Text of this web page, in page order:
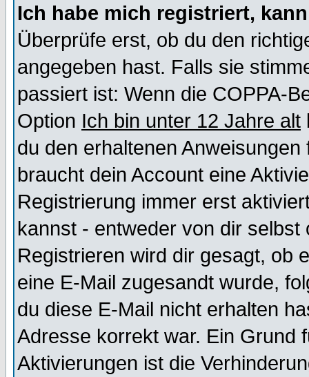
Ich habe mich registriert,
Überprüfe erst, ob du den
angegeben hast. Falls sie
passiert ist: Wenn die COPPA-
Option Ich bin unter 12 Jahre alt
du den erhaltenen
braucht dein Account eine
Registrierung immer erst
kannst - entweder von dir selbst
Registrieren wird dir gesagt, ob
eine E-Mail zugesandt wurde,
du diese E-Mail nicht erhalten
Adresse korrekt war. Ein Grund
Aktivierungen ist die